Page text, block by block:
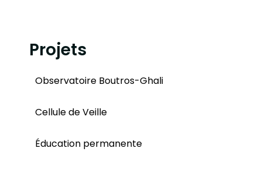
Projets
Observatoire Boutros-Ghali
Cellule de Veille
Éducation permanente